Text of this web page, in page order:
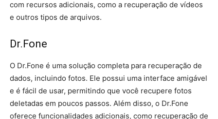
com recursos adicionais, como a recuperação de vídeos
e outros tipos de arquivos.
Dr.Fone
O Dr.Fone é uma solução completa para recuperação de
dados, incluindo fotos. Ele possui uma interface amigável
e é fácil de usar, permitindo que você recupere fotos
deletadas em poucos passos. Além disso, o Dr.Fone
oferece funcionalidades adicionais, como recuperação de